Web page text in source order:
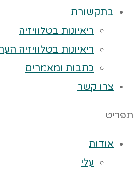
בתקשורת
ריאיונות בטלוויזיה
ריאיונות בטלוויזיה
כתבות ומאמרים
צרו קשר
תפריט
אודות
עלי